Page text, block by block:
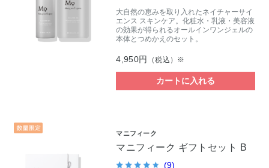
大自然の恵みを取り入れたネイチャーサイ
エンス スキンケア。化粧水・乳液・美容液
の効果が得られるオールインワンジェルの
本体とつめかえのセット。
4,950円 （税込）※
カートに入れる
マニフィーク
マニフィーク ギフトセット B
(9)